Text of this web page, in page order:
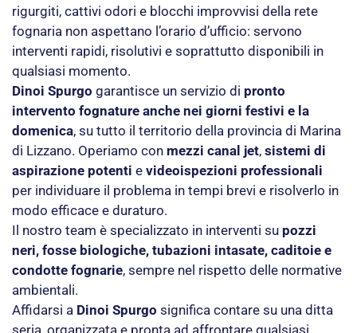
rigurgiti, cattivi odori e blocchi improvvisi della rete
fognaria non aspettano l’orario d’ufficio: servono
interventi rapidi, risolutivi e soprattutto disponibili in
qualsiasi momento.
Dinoi Spurgo garantisce un servizio di pronto
intervento fognature anche nei giorni festivi e la
domenica, su tutto il territorio della provincia di Marina
di Lizzano. Operiamo con mezzi canal jet, sistemi di
aspirazione potenti e videoispezioni professionali
per individuare il problema in tempi brevi e risolverlo in
modo efficace e duraturo.
Il nostro team è specializzato in interventi su pozzi
neri, fosse biologiche, tubazioni intasate, caditoie e
condotte fognarie, sempre nel rispetto delle normative
ambientali.
Affidarsi a Dinoi Spurgo significa contare su una ditta
seria, organizzata e pronta ad affrontare qualsiasi